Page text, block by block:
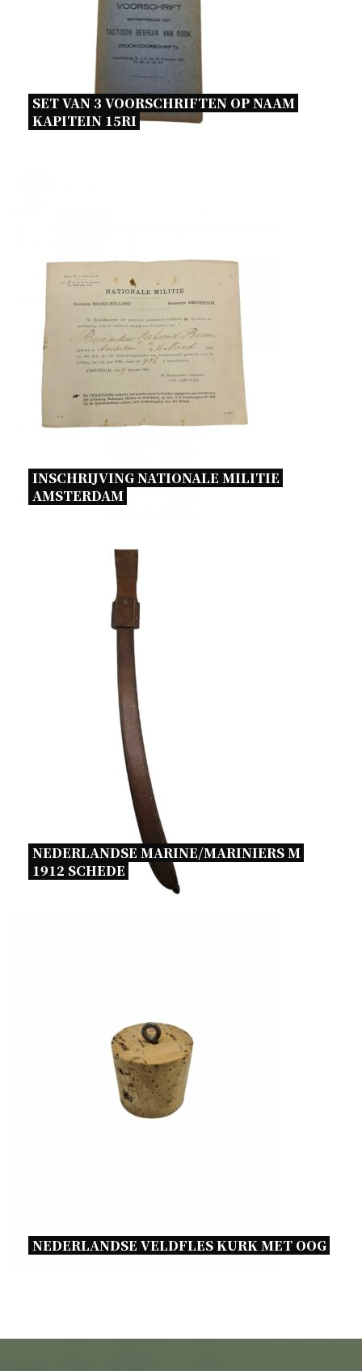
SET VAN 3 VOORSCHRIFTEN OP NAAM
KAPITEIN 15RI
INSCHRIJVING NATIONALE MILITIE
AMSTERDAM
NEDERLANDSE MARINE/MARINIERS M
1912 SCHEDE
NEDERLANDSE VELDFLES KURK MET OOG